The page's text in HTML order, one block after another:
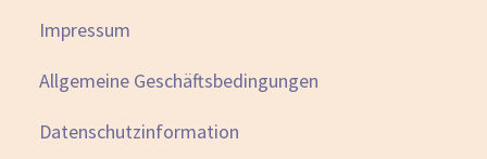
Impressum
Allgemeine Geschäftsbedingungen
Datenschutzinformation